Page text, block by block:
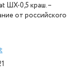
ШХ-0,5 краш. –
от российского